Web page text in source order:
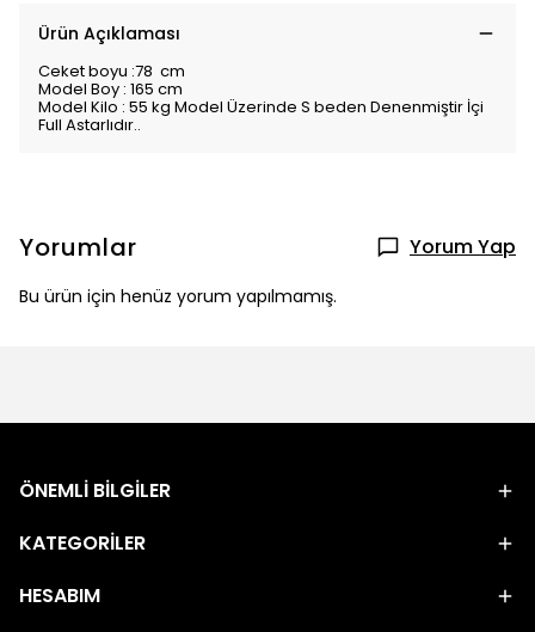
Ürün Açıklaması
Ceket boyu :78 cm
Model Boy : 165 cm
Model Kilo : 55 kg Model Üzerinde S beden Denenmiştir İçi
Full Astarlıdır..
Yorumlar Yorum Yap
Bu ürün için henüz yorum yapılmamış.
ÖNEMLİ BİLGİLER
KATEGORİLER
HESABIM